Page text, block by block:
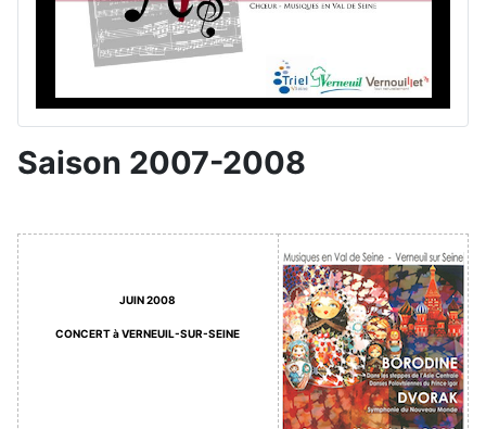
Saison 2007-2008
JUIN 2008
CONCERT à VERNEUIL-SUR-SEINE